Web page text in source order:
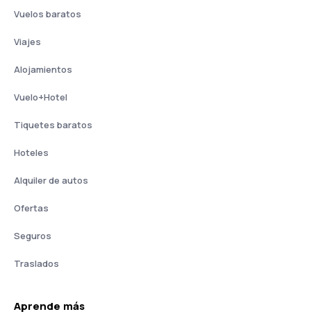
Vuelos baratos
Viajes
Alojamientos
Vuelo+Hotel
Tiquetes baratos
Hoteles
Alquiler de autos
Ofertas
Seguros
Traslados
Aprende más